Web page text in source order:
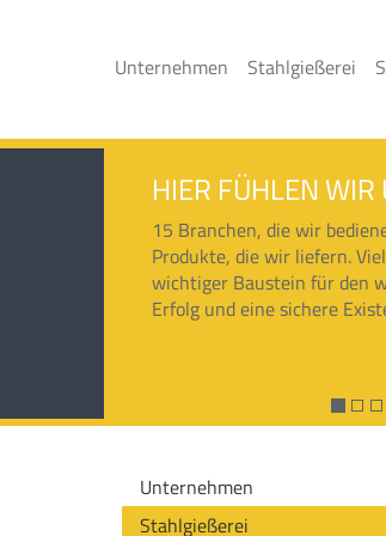
Unternehmen Stahlgießerei
HIER FÜHLEN
15 Branchen, die wir
Produkte, die wir liefern.
wichtiger Baustein für den
Erfolg und eine sichere
Unternehmen
Stahlgießerei